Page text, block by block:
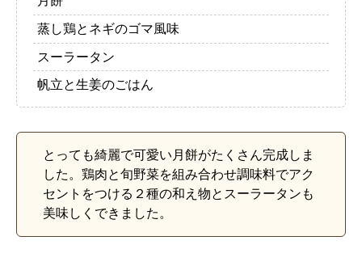
蒸し鶏とネギのゴマ風味
スーラータン
帆立と生姜のごはん
とっても綺麗で可愛い月餅がたくさん完成しま
した。鶏肉と旬野菜を組み合わせ調味料でアク
セントをつける２種の和え物とスーラータンも
美味しくできました。